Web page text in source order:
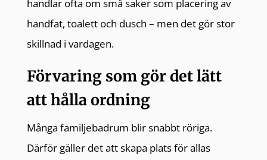
handlar ofta om små saker som placering av
handfat, toalett och dusch – men det gör stor
skillnad i vardagen.
Förvaring som gör det lätt
att hålla ordning
Många familjebadrum blir snabbt röriga.
Därför gäller det att skapa plats för allas